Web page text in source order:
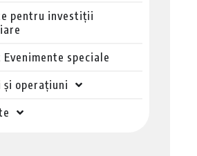
pentru investiții
speciale
și operațiuni